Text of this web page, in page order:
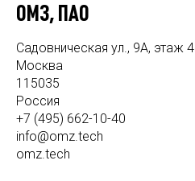
ОМЗ, ПАО
Садовническая ул., 9А, этаж 4
Москва
115035
Россия
+7 (495) 662-10-40
info@omz.tech
omz.tech